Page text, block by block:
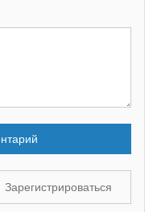
Зарегистрироваться